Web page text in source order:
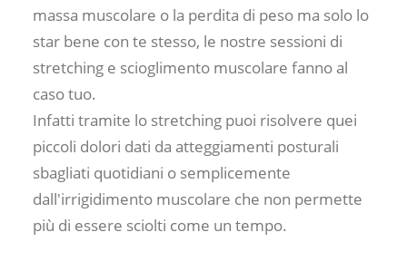
massa muscolare o la perdita di peso ma solo lo
star bene con te stesso, le nostre sessioni di
stretching e scioglimento muscolare fanno al
caso tuo.
Infatti tramite lo stretching puoi risolvere quei
piccoli dolori dati da atteggiamenti posturali
sbagliati quotidiani o semplicemente
dall'irrigidimento muscolare che non permette
più di essere sciolti come un tempo.